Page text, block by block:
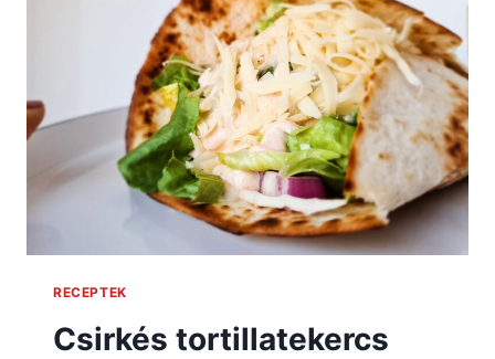
RECEPTEK
Csirkés tortillatekercs